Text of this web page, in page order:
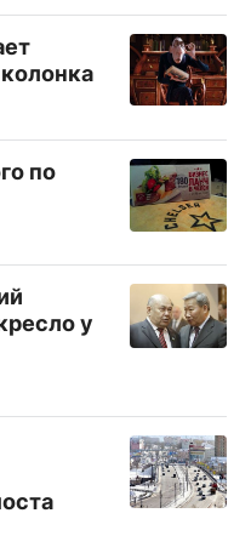
по
у